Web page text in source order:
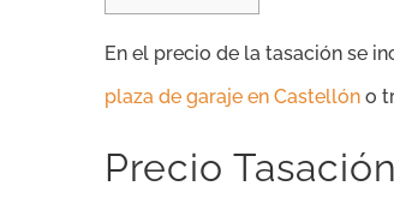
En el precio de la tasación se
plaza de garaje en Castellón o
Precio